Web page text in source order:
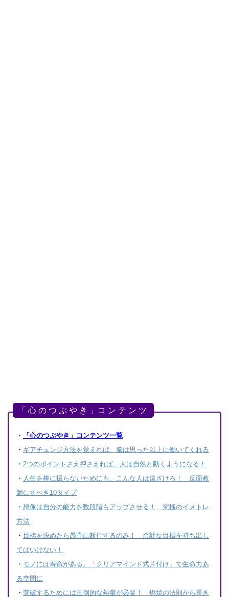
「 心 の つ ぶ や き 」コ ン テ ン ツ
・
「心のつぶやき」コンテンツ一覧
・ ギアチェンジ方法を覚えれば、脳は思った以上に働いてくれる
・ 2つのポイントさえ押さえれば、人は自然と動くようになる！
・ 人生を棒に振らないためにも、こんな人は遠ざけろ！ 反面教
師にすべき10タイプ
・ 想像は自分の能力を数段階もアップさせる！ 究極のイメトレ
方法
・ 目標を決めたら愚直に断行するのみ！ 余計な目標を持ち出し
てはいけない！
・ モノには寿命がある。「クリアマインド式片付け」で生命力あ
る空間に
・ 突破するためには圧倒的な熱量が必要！ 燃焼の法則から導き